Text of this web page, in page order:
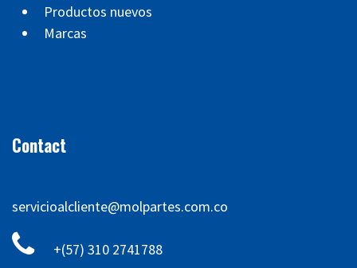
Productos nuevos
Marcas
Contact
servicioalcliente@molpartes.com.co
+(57) 310 2741788